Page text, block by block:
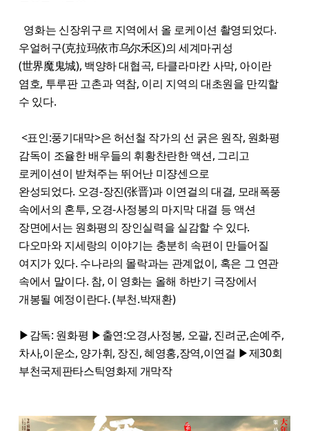
영화는 신장위구르 지역에서 올 로케이션 촬영되었다.
우얼허구(克拉玛依市乌尔禾区)의 세계마귀성
(世界魔鬼城), 백양하 대협곡, 타클라마칸 사막, 아이란
염호, 투루판 고촌과 역참, 이리 지역의 대초원을 만끽할
수 있다.
<표인:풍기대막>은 허선철 작가의 선 굵은 원작, 원화평
감독이 조율한 배우들의 휘황찬란한 액션, 그리고
로케이션이 받쳐주는 뛰어난 미쟝센으로
완성되었다. 오경-장진(张晋)과 이연걸의 대결, 모래폭풍
속에서의 혼투, 오경-사정봉의 마지막 대결 등 액션
장면에서는 원화평의 장인실력을 실감할 수 있다.
다오마와 지세랑의 이야기는 충분히 속편이 만들어질
여지가 있다. 수나라의 몰락과는 관계없이, 혹은 그 연관
속에서 말이다. 참, 이 영화는 올해 하반기 극장에서
개봉될 예정이란다. (부천.박재환)
▶감독: 원화평 ▶출연:오경,사정봉, 오괄, 진려군,손예주,
차사,이운소, 양가휘, 장진, 혜영홍,장역,이연걸 ▶제30회
부천국제판타스틱영화제 개막작